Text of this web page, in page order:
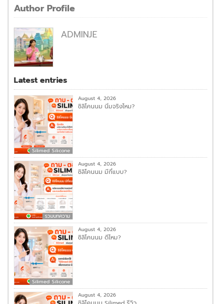
Author Profile
ADMINJE
Latest entries
Silimed Silicone
August 4, 2026
ซิลิโคนนม นิ่มจริงไหม?
รวมบทความ
August 4, 2026
ซิลิโคนนม มีกี่แบบ?
Silimed Silicone
August 4, 2026
ซิลิโคนนม ดีไหม?
August 4, 2026